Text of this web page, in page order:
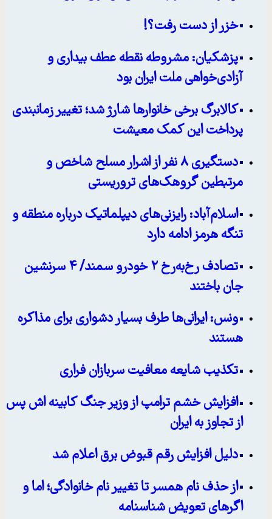
خزر از دست رفت؟!
پزشکیان: مشروطه نقطه عطف بیداری و
آزادی‌خواهی ملت ایران بود
کالابرگ برخی خانوارها شارژ شد؛ تغییر زمانبندی
پرداخت این کمک معیشت
دستگیری ۸ نفر از اشرار مسلح شاخص و
مرتبطین گروهک‌های تروریستی
اسلام‌آباد: رایزنی‌های دیپلماتیک درباره منطقه و
تنگه هرمز ادامه دارد
تصادف رخ‌به‌رخ ۲ خودرو سمند/ ۴ سرنشین
جان باختند
ونس: ایرانی‌ها طرف بسیار دشواری برای مذاکره
هستند
تکذیب شایعه معافیت سربازان فراری
افزایش خشم ترامپ از وزیر جنگ کابینه اش پس
از تجاوز به ایران
دلیل افزایش رقم قبوض برق اعلام شد
از حذف نام همسر تا تغییر نام خانوادگی؛ اما و
اگرهای تعویض شناسنامه